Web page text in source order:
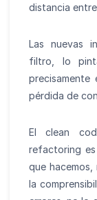
distancia
Las nuevas
filtro, lo
pérdida de
El clean
refactoring
que
la